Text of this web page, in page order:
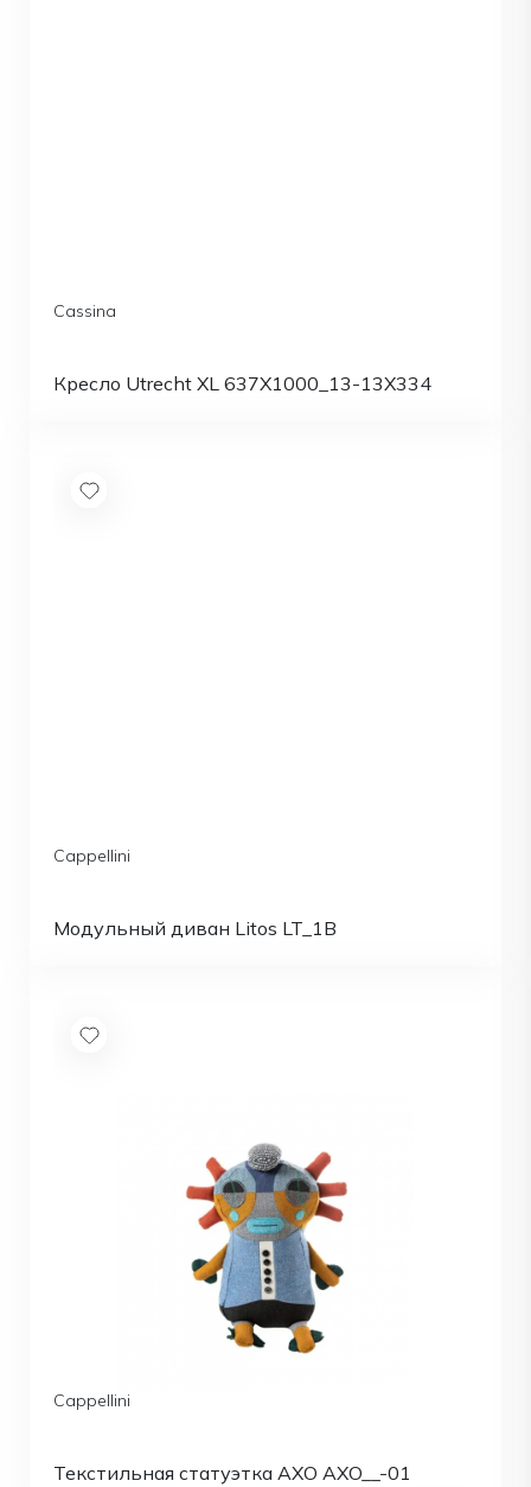
Cassina
Кресло Utrecht XL 637X1000_13-13X334
Cappellini
Модульный диван Litos LT_1B
Cappellini
Текстильная статуэтка AXO AXO__-01